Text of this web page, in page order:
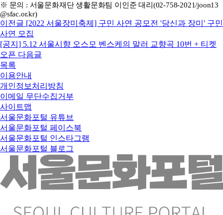
※ 문의 : 서울문화재단 생활문화팀 이인준 대리(02-758-2021/joon13
@sfac.or.kr)
이전글 [2022 서울장미축제] 구민 사연 공모전 '당신과 장미' 구민
사연 모집
[공지] 5.12 서울시향 오스모 벤스케의 말러 교향곡 10번 + 티켓
오픈 다음글
목록
이용안내
개인정보처리방침
이메일 무단수집거부
사이트맵
서울문화포털 유튜브
서울문화포털 페이스북
서울문화포털 인스타그램
서울문화포털 블로그